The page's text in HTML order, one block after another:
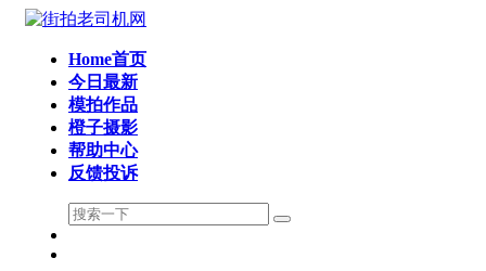
Home首页
今日最新
模拍作品
橙子摄影
帮助中心
反馈投诉